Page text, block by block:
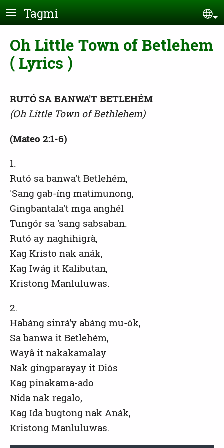
Skip to main content
Tagmi
Oh Little Town of Betlehem
( Lyrics )
RUTÓ SA BANWA'T BETLEHÉM
(Oh Little Town of Bethlehem)
(Mateo 2:1-6)
1.
Rutó sa banwa't Betlehém,
'Sang gab-íng matimunong,
Gingbantala't mga anghél
Tungór sa 'sang sabsaban.
Rutó ay naghihigrà,
Kag Kristo nak anák,
Kag Iwág it Kalibutan,
Kristong Manluluwas.
2.
Habáng sinrá'y abáng mu-ók,
Sa banwa it Betlehém,
Wayâ it nakakamalay
Nak gingparayay it Diós
Kag pinakama-ado
Nida nak regalo,
Kag Ida bugtong nak Anák,
Kristong Manluluwas.